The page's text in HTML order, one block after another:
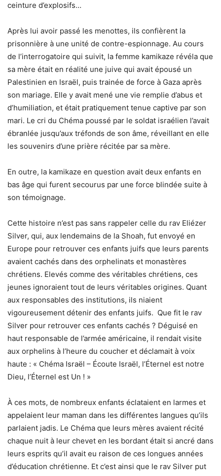
ceinture d’explosifs…
Après lui avoir passé les menottes, ils confièrent la
prisonnière à une unité de contre-espionnage. Au cours
de l’interrogatoire qui suivit, la femme kamikaze révéla que
sa mère était en réalité une juive qui avait épousé un
Palestinien en Israël, puis trainée de force à Gaza après
son mariage. Elle y avait mené une vie remplie d’abus et
d’humiliation, et était pratiquement tenue captive par son
mari. Le cri du Chéma poussé par le soldat israélien l’avait
ébranlée jusqu’aux tréfonds de son âme, réveillant en elle
les souvenirs d’une prière récitée par sa mère.
En outre, la kamikaze en question avait deux enfants en
bas âge qui furent secourus par une force blindée suite à
son témoignage.
Cette histoire n’est pas sans rappeler celle du rav Eliézer
Silver, qui, aux lendemains de la Shoah, fut envoyé en
Europe pour retrouver ces enfants juifs que leurs parents
avaient cachés dans des orphelinats et monastères
chrétiens. Elevés comme des véritables chrétiens, ces
jeunes ignoraient tout de leurs véritables origines. Quant
aux responsables des institutions, ils niaient
vigoureusement détenir des enfants juifs. Que fit le rav
Silver pour retrouver ces enfants cachés ? Déguisé en
haut responsable de l’armée américaine, il rendait visite
aux orphelins à l’heure du coucher et déclamait à voix
haute : « Chéma Israël – Écoute Israël, l’Éternel est notre
Dieu, l’Éternel est Un ! »
À ces mots, de nombreux enfants éclataient en larmes et
appelaient leur maman dans les différentes langues qu’ils
parlaient jadis. Le Chéma que leurs mères avaient récité
chaque nuit à leur chevet en les bordant était si ancré dans
leurs esprits qu’il avait eu raison de ces longues années
d’éducation chrétienne. Et c’est ainsi que le rav Silver put